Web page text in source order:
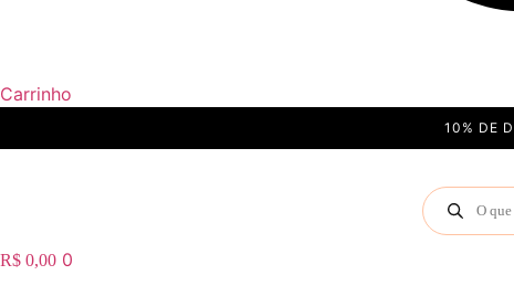
Carrinho
10% DE
Pesquisar
produtos
R$ 0,00 0